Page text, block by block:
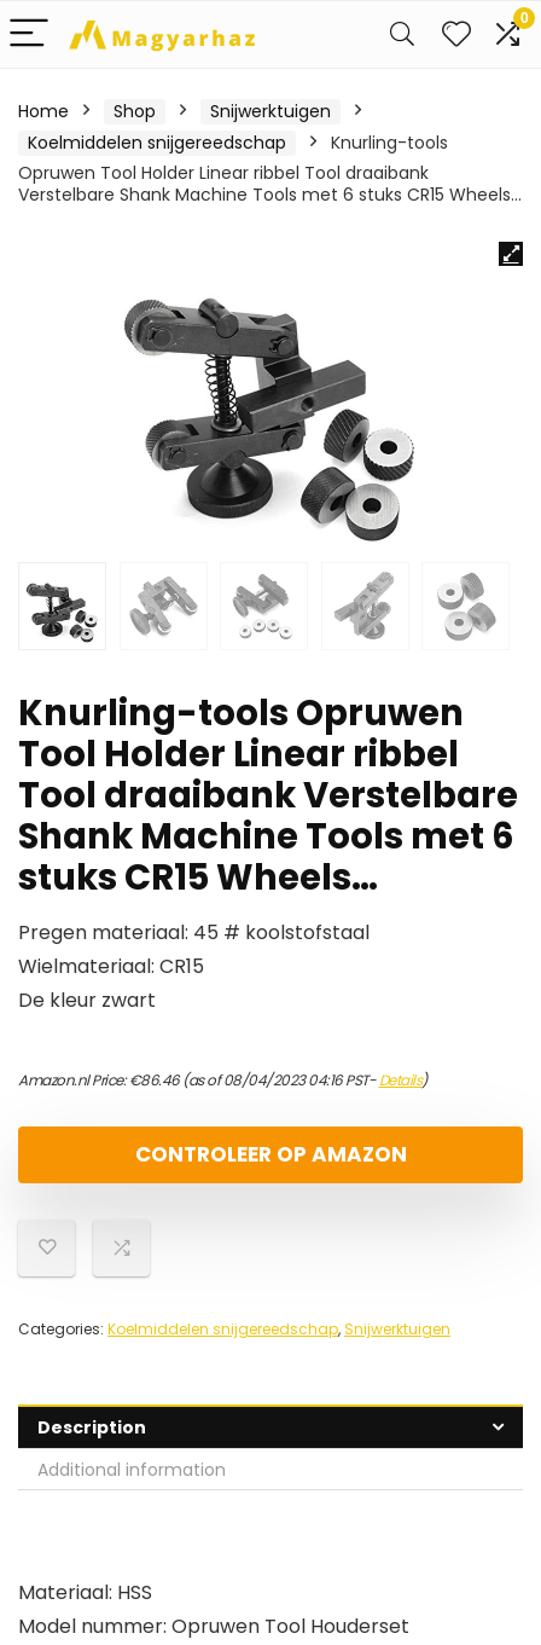
0
Home Shop
Snijwerktuigen
Koelmiddelen snijgereedschap
Knurling-tools
Opruwen Tool Holder Linear ribbel Tool draaibank
Verstelbare Shank Machine Tools met 6 stuks CR15 Wheels…
Knurling-tools Opruwen
Tool Holder Linear ribbel
Tool draaibank Verstelbare
Shank Machine Tools met 6
stuks CR15 Wheels…
Pregen materiaal: 45 # koolstofstaal
Wielmateriaal: CR15
De kleur zwart
Amazon.nl Price:€86.46(as of 08/04/2023 04:16 PST-Details)
CONTROLEER OP AMAZON
Categories: Koelmiddelen snijgereedschap,Snijwerktuigen
Description
Additional information
Materiaal: HSS
Model nummer: Opruwen Tool Houderset